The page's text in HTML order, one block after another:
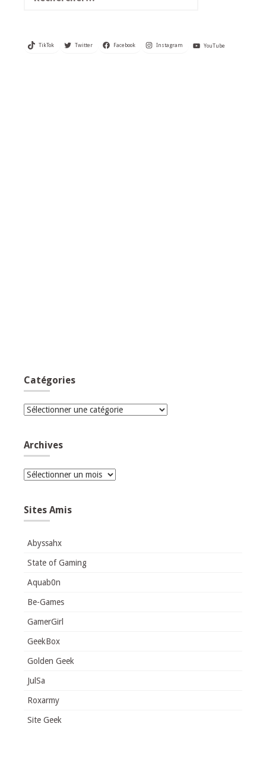
TikTok Twitter Facebook Instagram YouTube
Catégories
Catégories
Archives
Archives
Sites Amis
Abyssahx
State of Gaming
Aquab0n
Be-Games
GamerGirl
GeekBox
Golden Geek
JulSa
Roxarmy
Site Geek